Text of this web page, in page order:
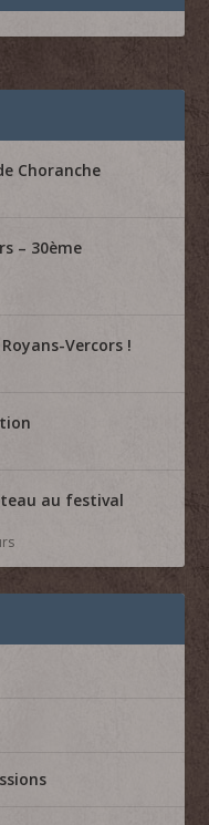
Choranche
– 30ème
Vercors !
au festival